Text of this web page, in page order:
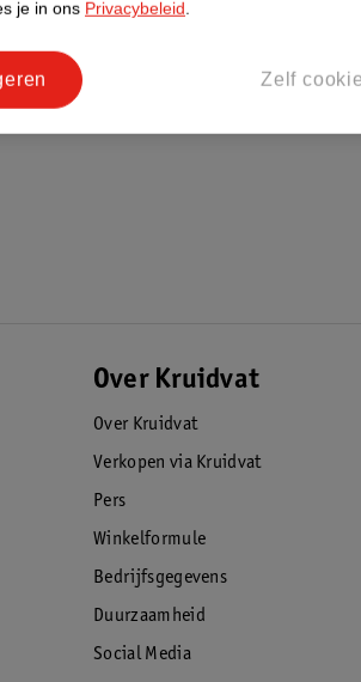
Over Kruidvat
Over Kruidvat
Verkopen via Kruidvat
Pers
Winkelformule
Bedrijfsgegevens
Duurzaamheid
Social Media
je in ons Privacybeleid.
Zelf